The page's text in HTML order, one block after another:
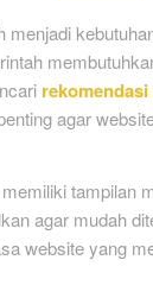
menjadi
agar
tampilan
agar mudah
website yang